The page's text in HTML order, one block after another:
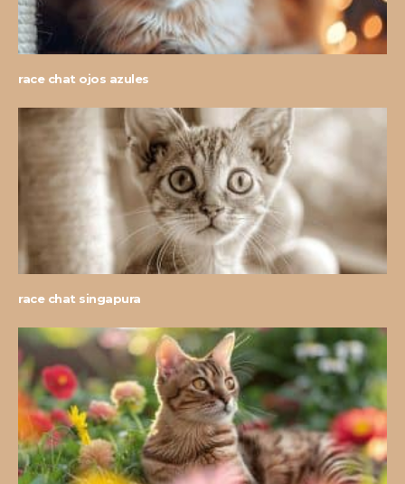
race chat ojos azules
race chat singapura